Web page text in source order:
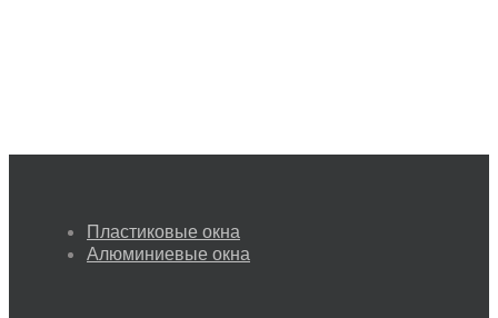
Пластиковые окна
Алюминиевые окна